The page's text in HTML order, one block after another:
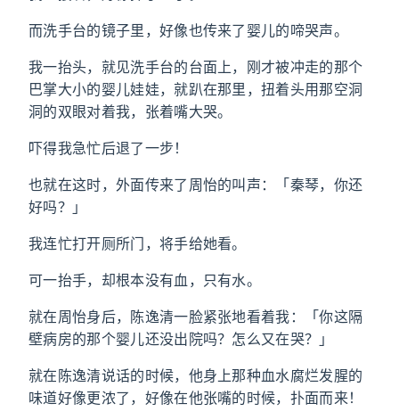
而洗手台的镜子里，好像也传来了婴儿的啼哭声。
我一抬头，就见洗手台的台面上，刚才被冲走的那个
巴掌大小的婴儿娃娃，就趴在那里，扭着头用那空洞
洞的双眼对着我，张着嘴大哭。
吓得我急忙后退了一步！
也就在这时，外面传来了周怡的叫声：「秦琴，你还
好吗？」
我连忙打开厕所门，将手给她看。
可一抬手，却根本没有血，只有水。
就在周怡身后，陈逸清一脸紧张地看着我：「你这隔
壁病房的那个婴儿还没出院吗？怎么又在哭？」
就在陈逸清说话的时候，他身上那种血水腐烂发腥的
味道好像更浓了，好像在他张嘴的时候，扑面而来！